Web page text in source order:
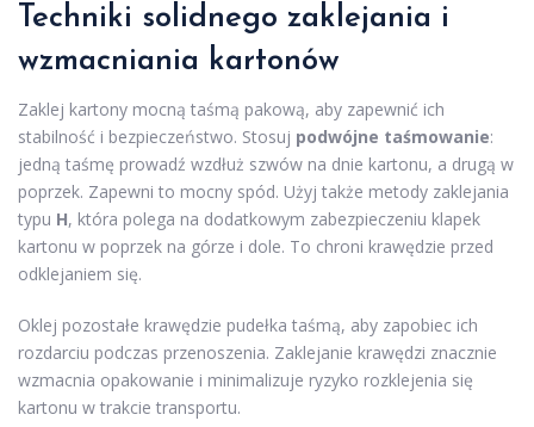
Techniki solidnego zaklejania i
wzmacniania kartonów
Zaklej kartony mocną taśmą pakową, aby zapewnić ich
stabilność i bezpieczeństwo. Stosuj podwójne taśmowanie:
jedną taśmę prowadź wzdłuż szwów na dnie kartonu, a drugą w
poprzek. Zapewni to mocny spód. Użyj także metody zaklejania
typu H, która polega na dodatkowym zabezpieczeniu klapek
kartonu w poprzek na górze i dole. To chroni krawędzie przed
odklejaniem się.
Oklej pozostałe krawędzie pudełka taśmą, aby zapobiec ich
rozdarciu podczas przenoszenia. Zaklejanie krawędzi znacznie
wzmacnia opakowanie i minimalizuje ryzyko rozklejenia się
kartonu w trakcie transportu.